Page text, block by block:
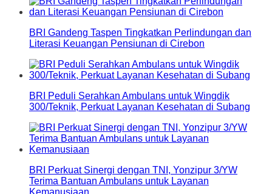
BRI Gandeng Taspen Tingkatkan Perlindungan dan
Literasi Keuangan Pensiunan di Cirebon
BRI Peduli Serahkan Ambulans untuk Wingdik
300/Teknik, Perkuat Layanan Kesehatan di Subang
BRI Perkuat Sinergi dengan TNI, Yonzipur 3/YW
Terima Bantuan Ambulans untuk Layanan
Kemanusiaan